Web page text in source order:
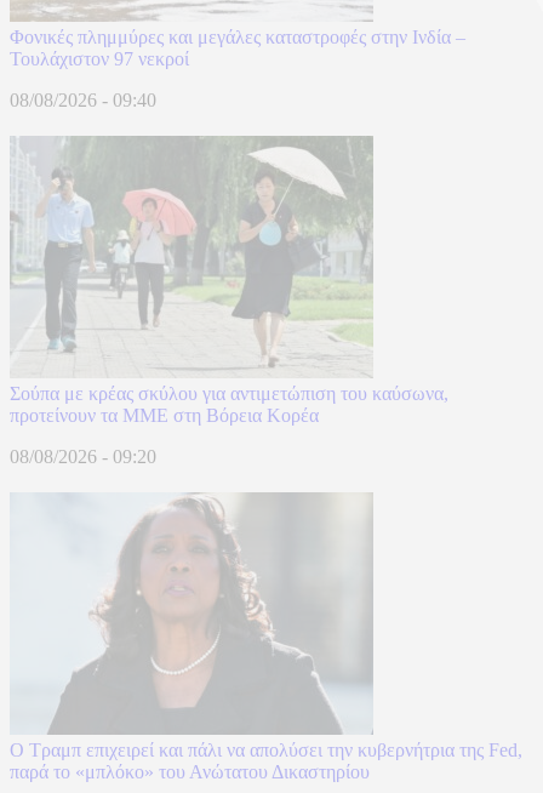
Φονικές πλημμύρες και μεγάλες καταστροφές στην Ινδία –
Τουλάχιστον 97 νεκροί
08/08/2026 - 09:40
Σούπα με κρέας σκύλου για αντιμετώπιση του καύσωνα,
προτείνουν τα ΜΜΕ στη Βόρεια Κορέα
08/08/2026 - 09:20
Ο Τραμπ επιχειρεί και πάλι να απολύσει την κυβερνήτρια της Fed,
παρά το «μπλόκο» του Ανώτατου Δικαστηρίου